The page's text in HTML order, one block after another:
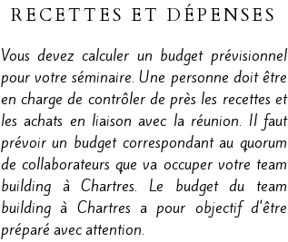
RECETTES ET DÉPENSES
Vous devez calculer un budget prévisionnel
pour votre séminaire. Une personne doit être
en charge de contrôler de près les recettes et
les achats en liaison avec la réunion. Il faut
prévoir un budget correspondant au quorum
de collaborateurs que va occuper votre team
building à Chartres. Le budget du team
building à Chartres a pour objectif d'être
préparé avec attention.